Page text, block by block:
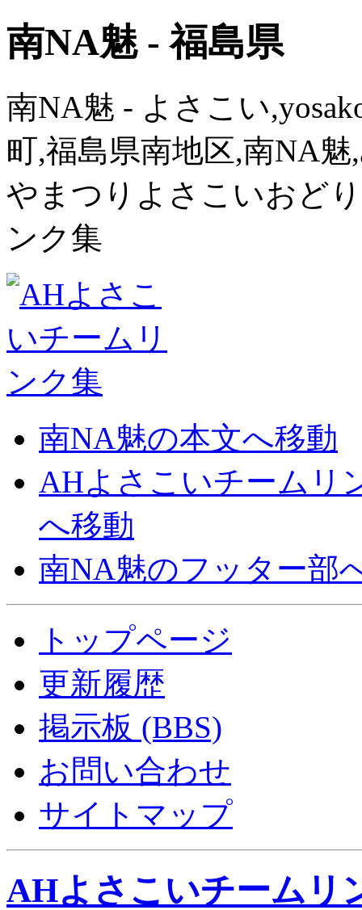
南NA魅 - 福島県
南NA魅 - よさこい
町,福島県南地区,南NA
やまつりよさこいおど
ンク集
南NA魅の本文へ移動
AHよさこいチームリ
へ移動
南NA魅のフッター部
トップページ
更新履歴
掲示板 (BBS)
お問い合わせ
サイトマップ
AHよさこいチームリ